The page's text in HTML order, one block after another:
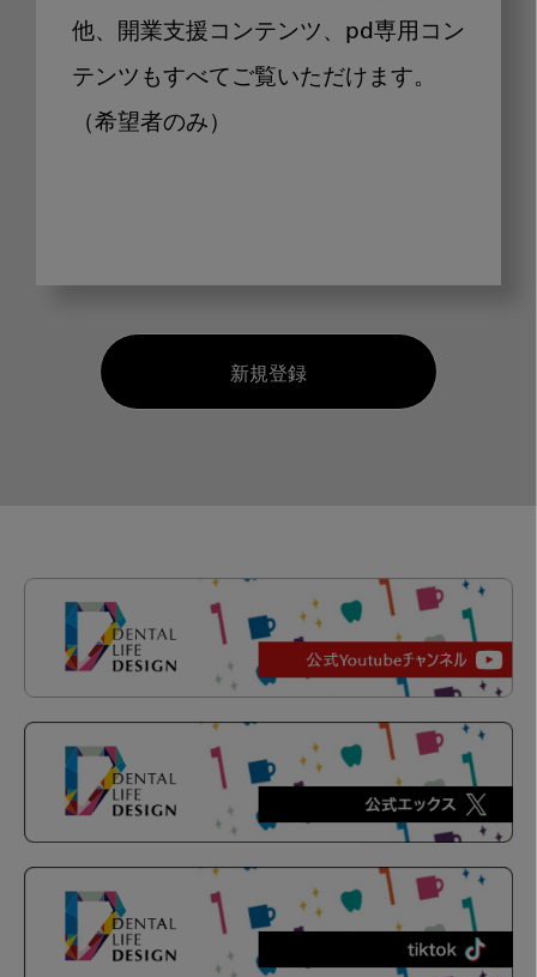
他、開業支援コンテンツ、pd専用コン
テンツもすべてご覧いただけます。
（希望者のみ）
新規登録